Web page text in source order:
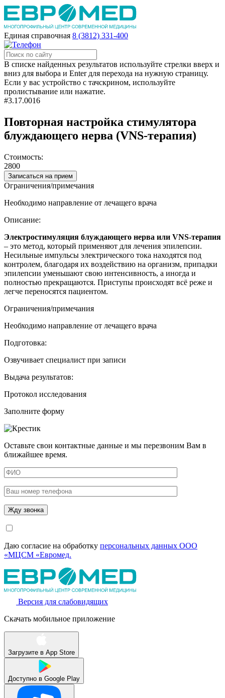
Единая справочная 8 (3812) 331-400
В списке найденных результатов используйте стрелки вверх и
вниз для выбора и Enter для перехода на нужную страницу.
Если у вас устройство с тачскрином, используйте
пролистывание или нажатие.
#3.17.0016
Повторная настройка стимулятора
блуждающего нерва (VNS-терапия)
Стоимость:
2800
Записаться на прием
Ограничения/примечания
Необходимо направление от лечащего врача
Описание:
Электростимуляция блуждающего нерва или VNS-терапия
– это метод, который применяют для лечения эпилепсии.
Несильные импульсы электрического тока находятся под
контролем, благодаря их воздействию на организм, припадки
эпилепсии уменьшают свою интенсивность, а иногда и
полностью прекращаются. Приступы происходят всё реже и
легче переносятся пациентом.
Ограничения/примечания
Необходимо направление от лечащего врача
Подготовка:
Озвучивает специалист при записи
Выдача результатов:
Протокол исследования
Заполните форму
Оставьте свои контактные данные и мы перезвоним Вам в
ближайшее время.
Даю согласие на обработку персональных данных ООО
«МЦСМ «Евромед.
Версия для слабовидящих
Скачать мобильное приложение
Загрузите в App Store
Доступно в Google Play